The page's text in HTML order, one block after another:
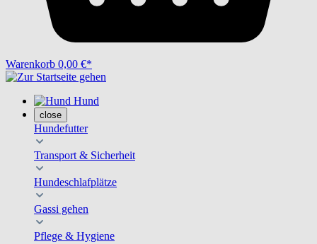
Warenkorb 0,00 €*
Hund
close
Hundefutter
Transport & Sicherheit
Hundeschlafplätze
Gassi gehen
Pflege & Hygiene